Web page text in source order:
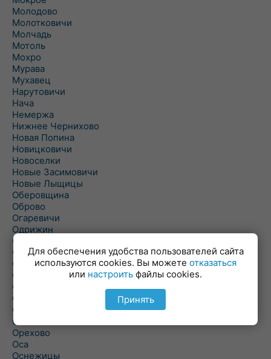
Молодово
Молотковичи
Молчадь
Мотоль
Мохро
Мурава
Мухавец
Нарутовичи
Нача
Немержа
Нижнее Чернихово
Новая Попина
Новицковичи
Новоселки
Новые Засимовичи
Новые Лыщицы
Оберовщина
Оброво
Огаревичи
Одрижин
Оздамичи
Озяты
Олтуш
Ольманы
Ольпень
Ольшаны
Омельная
Ополь
Орехово
Оса
Оснежицы
Для обеспечения удобства пользователей сайта
используются cookies. Вы можете отказаться
или настроить файлы cookies.
Принять